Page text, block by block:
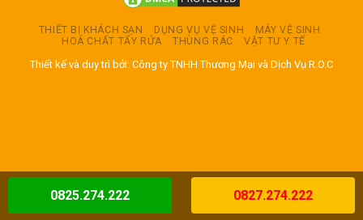
THIẾT BỊ KHÁCH SẠN DỤNG VỤ VỆ SINH
MÁY VỆ SINH
HOÁ CHẤT TẨY RỬA
THÙNG RÁC VẬT TƯ Y TẾ
Thiết kế và duy trì bởi: Công ty TNHH Thương Mại và Dịch Vụ R.O.C
0825.274.222 0827.274.222